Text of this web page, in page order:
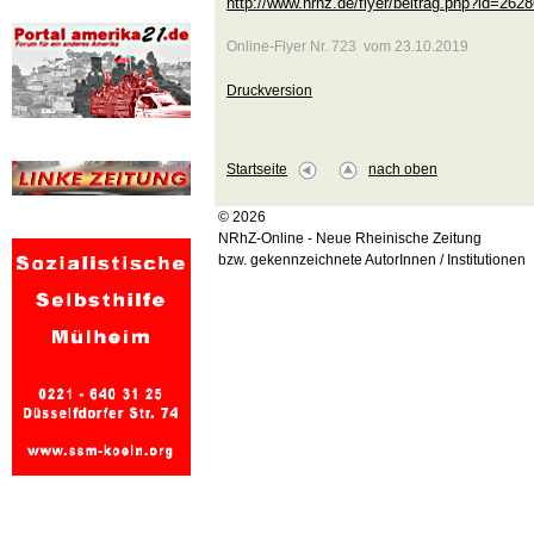
Online-Flyer Nr. 723 vom 23.10.2019
Druckversion
Startseite nach oben
© 2026
NRhZ-Online - Neue Rheinische Zeitung
bzw. gekennzeichnete AutorInnen / Institutionen